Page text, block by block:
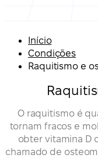
Início
Condições
Raquitismo e
O raquitismo é
tornam fracos e
obter vitamina D
chamado de